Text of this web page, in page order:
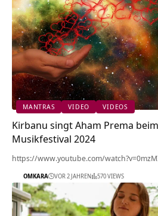
MANTRAS VIDEO VIDEOS
Kirbanu singt Aham Prema
Musikfestival 2024
https://www.youtube.com/
OMKARA VOR 2 JAHREN 570 VIEWS